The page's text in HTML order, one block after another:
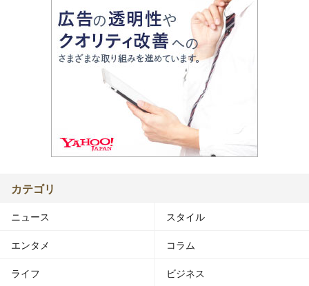
カテゴリ
ニュース スタイル
エンタメ コラム
ライフ ビジネス